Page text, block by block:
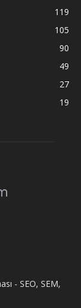
119
105
90
49
27
19
- SEO, SEM,